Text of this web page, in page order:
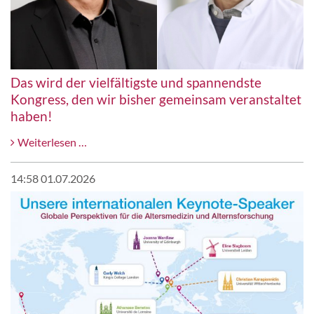
Das wird der vielfältigste und spannendste
Kongress, den wir bisher gemeinsam veranstaltet
haben!
Weiterlesen …
wird
der
vielfältigste
und
spannendste
Kongress,
den
wir
bisher
14:58 01.07.2026